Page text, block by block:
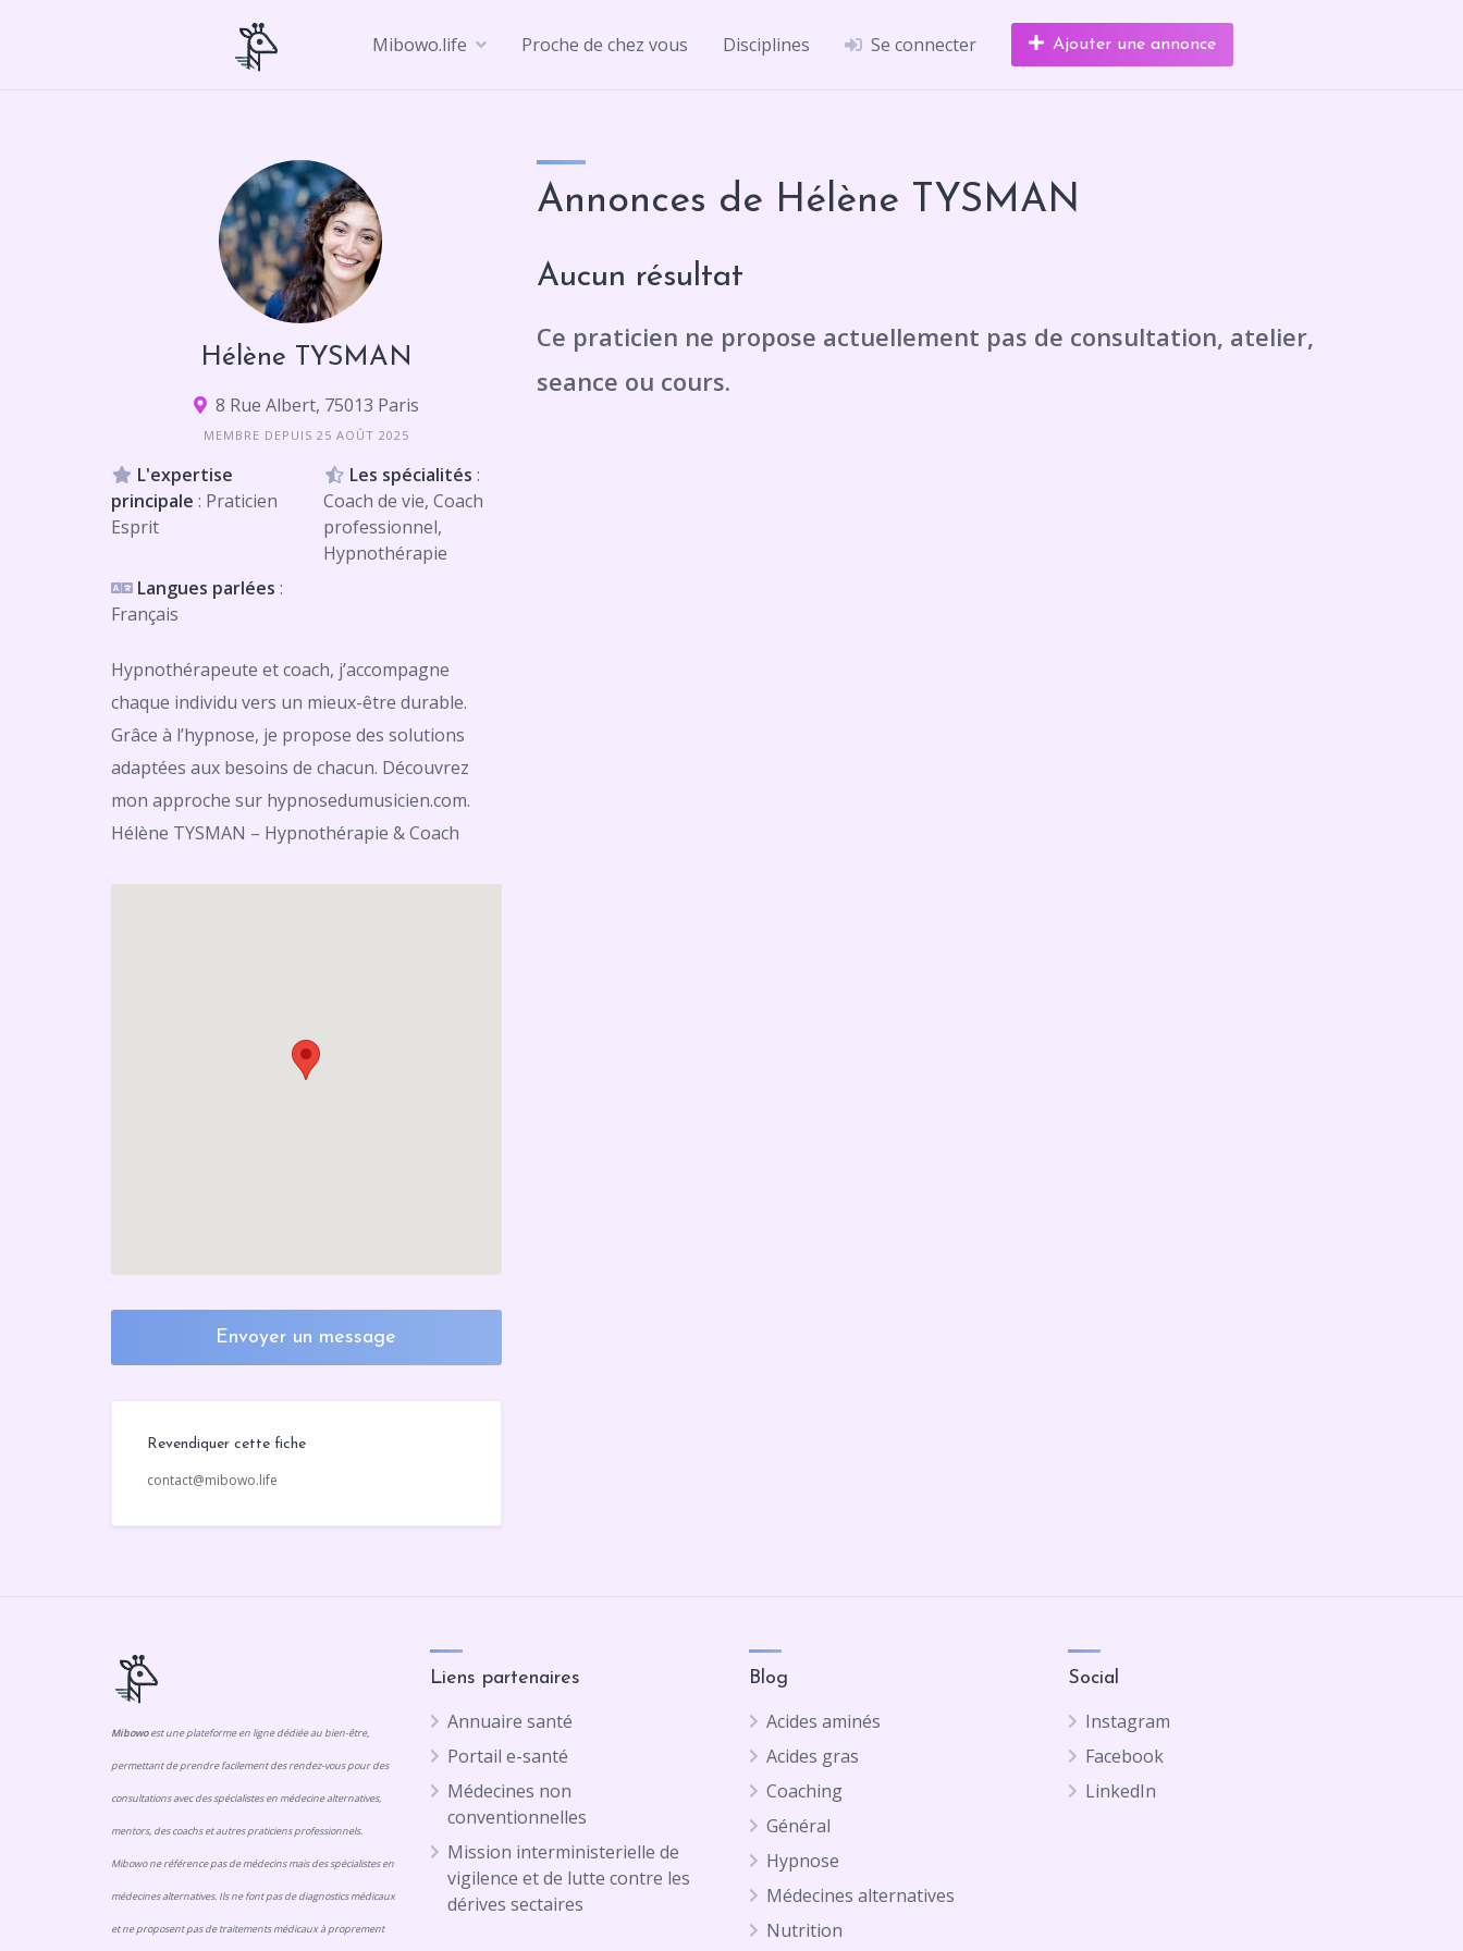
Mibowo.life Proche de chez vous Disciplines Se connecter Ajouter une annonce
Hélène TYSMAN
8 Rue Albert, 75013 Paris
MEMBRE DEPUIS 25 AOÛT 2025
L'expertise
principale : Praticien
Esprit
Les spécialités :
Coach de vie, Coach
professionnel,
Hypnothérapie
Langues parlées :
Français
Hypnothérapeute et coach, j’accompagne
chaque individu vers un mieux-être durable.
Grâce à l’hypnose, je propose des solutions
adaptées aux besoins de chacun. Découvrez
mon approche sur hypnosedumusicien.com.
Hélène TYSMAN – Hypnothérapie & Coach
Envoyer un message
Revendiquer cette fiche
contact@mibowo.life
Annonces de Hélène TYSMAN
Aucun résultat
Mibowoest une plateforme en ligne dédiée au bien-être,
permettant de prendre facilement des rendez-vous pour des
consultations avec des spécialistes en médecine alternatives,
mentors, des coachs et autres praticiens professionnels.
Mibowo ne référence pas de médecins mais des spécialistes en
médecines alternatives. Ils ne font pas de diagnostics médicaux
et ne proposent pas de traitements médicaux à proprement
Liens partenaires
Annuaire santé
Portail e-santé
Médecines non
conventionnelles
Mission interministerielle de
vigilence et de lutte contre les
dérives sectaires
Blog
Acides aminés
Acides gras
Coaching
Général
Hypnose
Médecines alternatives
Nutrition
Social
Instagram
Facebook
LinkedIn